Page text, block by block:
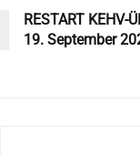
RESTART KEHV-
19. September